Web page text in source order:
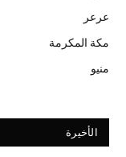
عرعر
مكة المكرمة
منيو
الأخيرة